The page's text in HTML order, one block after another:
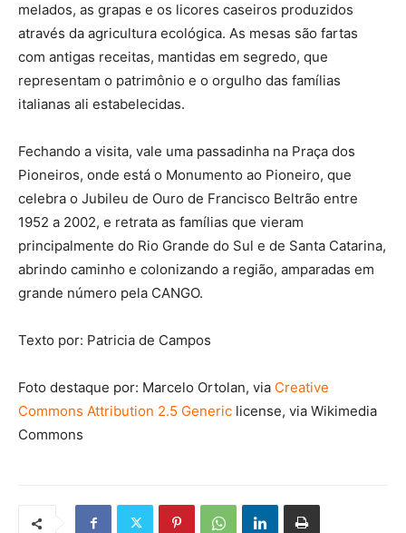
melados, as grapas e os licores caseiros produzidos
através da agricultura ecológica. As mesas são fartas
com antigas receitas, mantidas em segredo, que
representam o patrimônio e o orgulho das famílias
italianas ali estabelecidas.
Fechando a visita, vale uma passadinha na Praça dos
Pioneiros, onde está o Monumento ao Pioneiro, que
celebra o Jubileu de Ouro de Francisco Beltrão entre
1952 a 2002, e retrata as famílias que vieram
principalmente do Rio Grande do Sul e de Santa Catarina,
abrindo caminho e colonizando a região, amparadas em
grande número pela CANGO.
Texto por: Patricia de Campos
Foto destaque por: Marcelo Ortolan, via Creative
Commons Attribution 2.5 Generic license, via Wikimedia
Commons